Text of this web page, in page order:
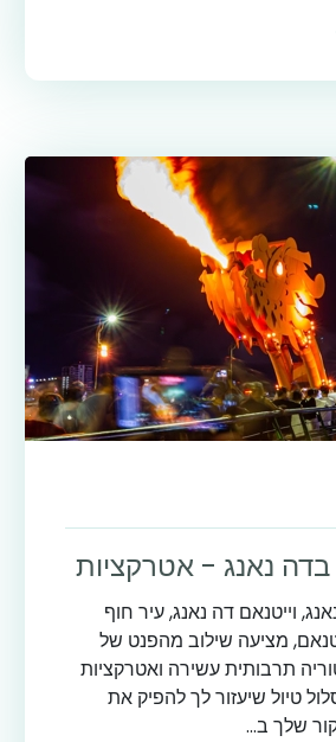
בדה נאנג - אטרקציות
וייטנאם דה נאנג, עיר חוף
מציעה שילוב מהפנט של
תרבותית עשירה ואטרקציות
טיול שיעזור לך להפיק את
שלך ב...